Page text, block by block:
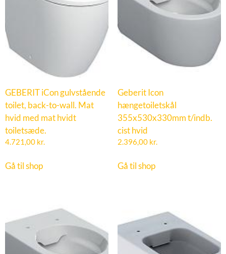
GEBERIT iCon gulvstående
toilet, back-to-wall. Mat
hvid med mat hvidt
toiletsæde.
4.721,00 kr.
Gå til shop
Geberit Icon
hængetoiletskål
355x530x330mm t/indb.
cist hvid
2.396,00 kr.
Gå til shop